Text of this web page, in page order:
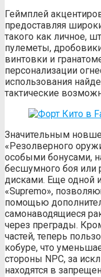
Геймплей
предоставляя
такого как личное,
пулеметы,
винтовки и
персонализации
использования
тактические
Значительным
«Резолверного
особыми бонусами,
бесшумного боя или
дисками. Еще одной
«Supremo»,
помощью
самонаводящиеся
через преграды.
частей, теперь
кобуре, что
стороны NPC, за
находятся в